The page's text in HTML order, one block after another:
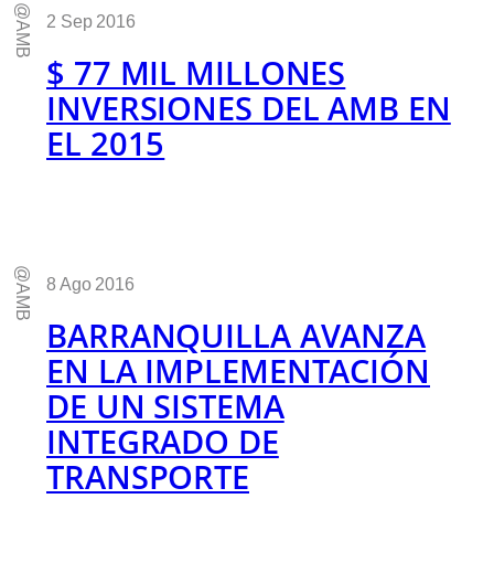
@AMB 2 Sep 2016
$ 77 MIL MILLONES
INVERSIONES DEL AMB EN
EL 2015
@AMB 8 Ago 2016
BARRANQUILLA AVANZA
EN LA IMPLEMENTACIÓN
DE UN SISTEMA
INTEGRADO DE
TRANSPORTE